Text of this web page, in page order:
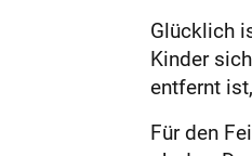
Glücklich
Kinder
entfernt
Für den